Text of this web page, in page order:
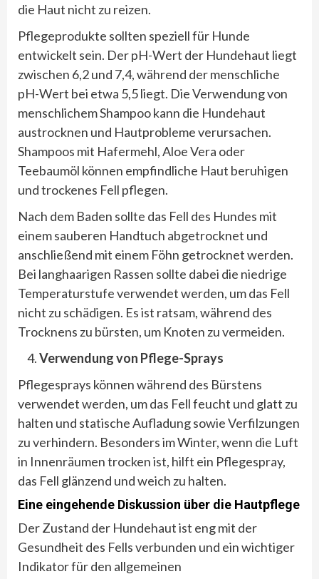
die Haut nicht zu reizen.
Pflegeprodukte sollten speziell für Hunde
entwickelt sein. Der pH-Wert der Hundehaut liegt
zwischen 6,2 und 7,4, während der menschliche
pH-Wert bei etwa 5,5 liegt. Die Verwendung von
menschlichem Shampoo kann die Hundehaut
austrocknen und Hautprobleme verursachen.
Shampoos mit Hafermehl, Aloe Vera oder
Teebaumöl können empfindliche Haut beruhigen
und trockenes Fell pflegen.
Nach dem Baden sollte das Fell des Hundes mit
einem sauberen Handtuch abgetrocknet und
anschließend mit einem Föhn getrocknet werden.
Bei langhaarigen Rassen sollte dabei die niedrige
Temperaturstufe verwendet werden, um das Fell
nicht zu schädigen. Es ist ratsam, während des
Trocknens zu bürsten, um Knoten zu vermeiden.
Verwendung von Pflege-Sprays
Pflegesprays können während des Bürstens
verwendet werden, um das Fell feucht und glatt zu
halten und statische Aufladung sowie Verfilzungen
zu verhindern. Besonders im Winter, wenn die Luft
in Innenräumen trocken ist, hilft ein Pflegespray,
das Fell glänzend und weich zu halten.
Eine eingehende Diskussion über die Hautpflege
Der Zustand der Hundehaut ist eng mit der
Gesundheit des Fells verbunden und ein wichtiger
Indikator für den allgemeinen